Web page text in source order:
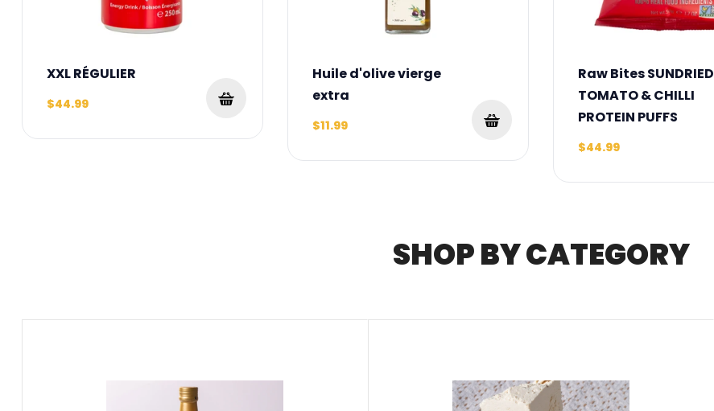
XXL RÉGULIER
$44.99
Huile d'olive vierge
extra
$11.99
Raw Bites SUNDRIED
TOMATO & CHILLI
PROTEIN PUFFS
$44.99
SHOP BY CATEGORY